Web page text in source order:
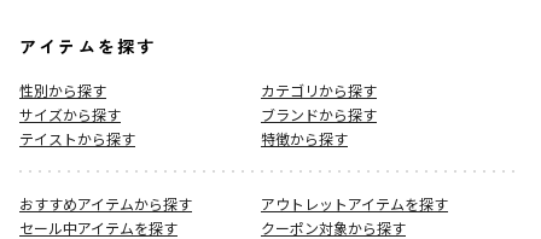
アイテムを探す
性別から探す
カテゴリから探す
サイズから探す
ブランドから探す
テイストから探す
特徴から探す
おすすめアイテムから探す
アウトレットアイテムを探す
セール中アイテムを探す
クーポン対象から探す